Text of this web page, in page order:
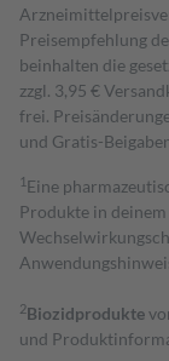
Preisempfehlung
beinhalten die
zzgl. 3,95 €
frei.
und Gratis-
1 Eine
Produkte in
2Biozidprodukte
und